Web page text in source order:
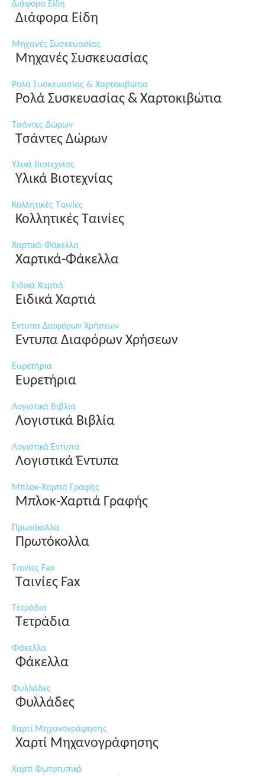
Διάφορα Είδη
Διάφορα Είδη
Μηχανές Συσκευασίας
Μηχανές Συσκευασίας
Ρολά Συσκευασίας & Χαρτοκιβώτια
Ρολά Συσκευασίας & Χαρτοκιβώτια
Τσάντες Δώρων
Τσάντες Δώρων
Υλικά Βιοτεχνίας
Υλικά Βιοτεχνίας
Κολλητικές Ταινίες
Κολλητικές Ταινίες
Χαρτικά-Φάκελλα
Χαρτικά-Φάκελλα
Ειδικά Χαρτιά
Ειδικά Χαρτιά
Εντυπα Διαφόρων Χρήσεων
Εντυπα Διαφόρων Χρήσεων
Ευρετήρια
Ευρετήρια
Λογιστικά Βιβλία
Λογιστικά Βιβλία
Λογιστικά Έντυπα
Λογιστικά Έντυπα
Μπλοκ-Χαρτιά Γραφής
Μπλοκ-Χαρτιά Γραφής
Πρωτόκολλα
Πρωτόκολλα
Ταινίες Fax
Ταινίες Fax
Τετράδια
Τετράδια
Φάκελλα
Φάκελλα
Φυλλάδες
Φυλλάδες
Χαρτί Μηχανογράφησης
Χαρτί Μηχανογράφησης
Χαρτί Φωτοτυπικό